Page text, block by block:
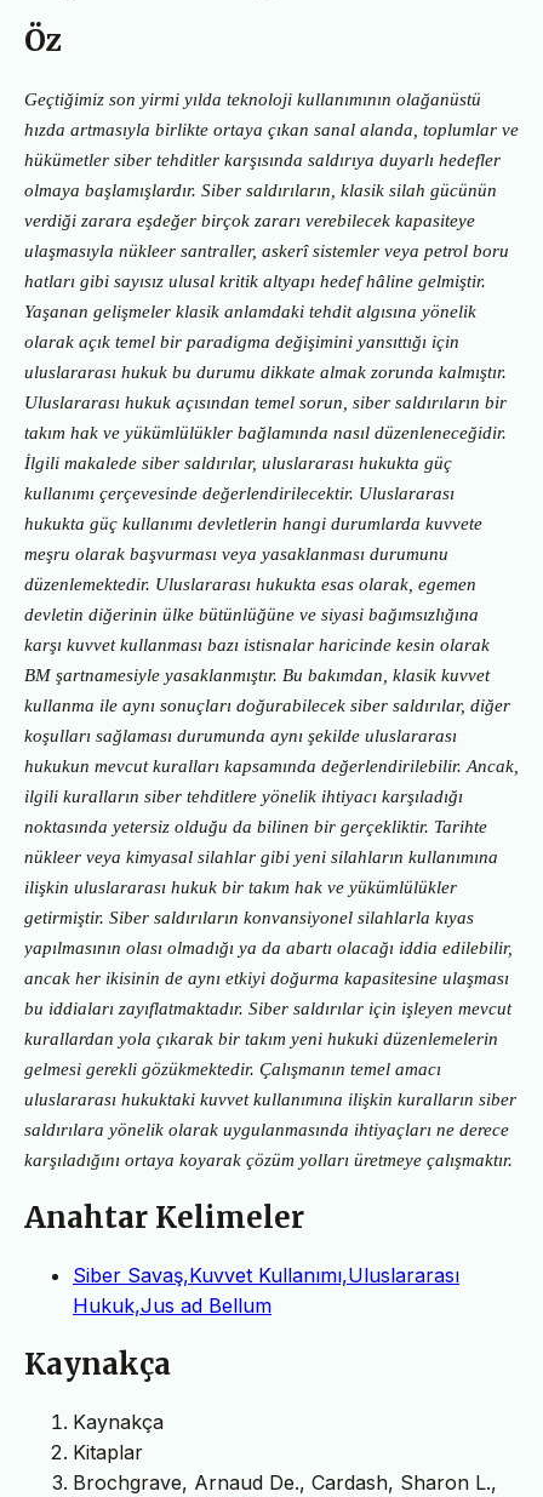
Öz
Geçtiğimiz son yirmi yılda teknoloji kullanımının olağanüstü
hızda artmasıyla birlikte ortaya çıkan sanal alanda, toplumlar ve
hükümetler siber tehditler karşısında saldırıya duyarlı hedefler
olmaya başlamışlardır. Siber saldırıların, klasik silah gücünün
verdiği zarara eşdeğer birçok zararı verebilecek kapasiteye
ulaşmasıyla nükleer santraller, askerî sistemler veya petrol boru
hatları gibi sayısız ulusal kritik altyapı hedef hâline gelmiştir.
Yaşanan gelişmeler klasik anlamdaki tehdit algısına yönelik
olarak açık temel bir paradigma değişimini yansıttığı için
uluslararası hukuk bu durumu dikkate almak zorunda kalmıştır.
Uluslararası hukuk açısından temel sorun, siber saldırıların bir
takım hak ve yükümlülükler bağlamında nasıl düzenleneceğidir.
İlgili makalede siber saldırılar, uluslararası hukukta güç
kullanımı çerçevesinde değerlendirilecektir. Uluslararası
hukukta güç kullanımı devletlerin hangi durumlarda kuvvete
meşru olarak başvurması veya yasaklanması durumunu
düzenlemektedir. Uluslararası hukukta esas olarak, egemen
devletin diğerinin ülke bütünlüğüne ve siyasi bağımsızlığına
karşı kuvvet kullanması bazı istisnalar haricinde kesin olarak
BM şartnamesiyle yasaklanmıştır. Bu bakımdan, klasik kuvvet
kullanma ile aynı sonuçları doğurabilecek siber saldırılar, diğer
koşulları sağlaması durumunda aynı şekilde uluslararası
hukukun mevcut kuralları kapsamında değerlendirilebilir. Ancak,
ilgili kuralların siber tehditlere yönelik ihtiyacı karşıladığı
noktasında yetersiz olduğu da bilinen bir gerçekliktir. Tarihte
nükleer veya kimyasal silahlar gibi yeni silahların kullanımına
ilişkin uluslararası hukuk bir takım hak ve yükümlülükler
getirmiştir. Siber saldırıların konvansiyonel silahlarla kıyas
yapılmasının olası olmadığı ya da abartı olacağı iddia edilebilir,
ancak her ikisinin de aynı etkiyi doğurma kapasitesine ulaşması
bu iddiaları zayıflatmaktadır. Siber saldırılar için işleyen mevcut
kurallardan yola çıkarak bir takım yeni hukuki düzenlemelerin
gelmesi gerekli gözükmektedir. Çalışmanın temel amacı
uluslararası hukuktaki kuvvet kullanımına ilişkin kuralların siber
saldırılara yönelik olarak uygulanmasında ihtiyaçları ne derece
karşıladığını ortaya koyarak çözüm yolları üretmeye çalışmaktır.
Anahtar Kelimeler
Siber Savaş,Kuvvet Kullanımı,Uluslararası
Hukuk,Jus ad Bellum
Kaynakça
Kaynakça
Kitaplar
Brochgrave, Arnaud De., Cardash, Sharon L.,